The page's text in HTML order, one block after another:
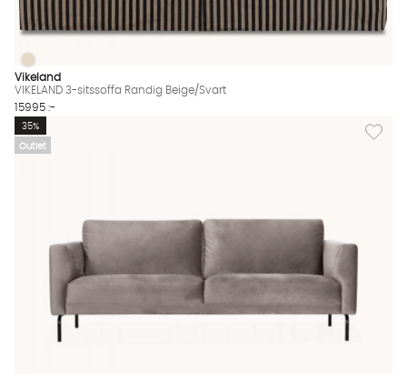
VIKELAND 3-sitssoffa Randig Beige/Svart Finns även i dessa
VIKELAND 3-sitssoffa Randig Beige/Svart
Vikeland
VIKELAND 3-sitssoffa Randig Beige/Svart
15995 :-
Outlet
Lägg
35%